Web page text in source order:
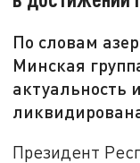
По словам
Минская
актуальность
Президент